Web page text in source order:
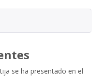
se ha presentado en el